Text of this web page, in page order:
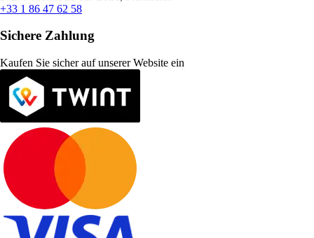
+33 1 86 47 62 58
Sichere Zahlung
Kaufen Sie sicher auf unserer Website ein